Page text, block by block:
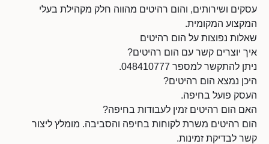
עסקים ושירותים, והום רהיטים מהווה חלק מקהילת בעלי
המקצוע המקומית.
שאלות נפוצות על הום רהיטים
איך יוצרים קשר עם הום רהיטים?
ניתן להתקשר למספר 048410777.
היכן נמצא הום רהיטים?
העסק פועל בחיפה.
האם הום רהיטים זמין לעבודות בחיפה?
הום רהיטים משרת לקוחות בחיפה והסביבה. מומלץ ליצור
קשר לבדיקת זמינות.